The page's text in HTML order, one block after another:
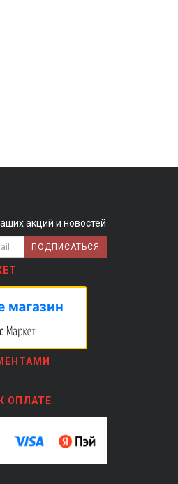
акций и новостей
ПОДПИСАТЬСЯ
ОПЛАТЕ